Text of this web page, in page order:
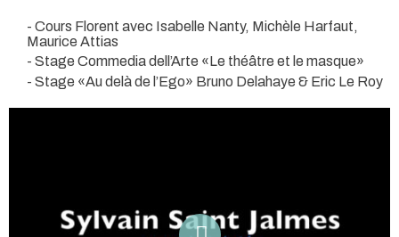
- Cours Florent avec Isabelle Nanty, Michèle Harfaut,
Maurice Attias
- Stage Commedia dell’Arte «Le théâtre et le masque»
- Stage «Au delà de l’Ego» Bruno Delahaye & Eric Le Roy